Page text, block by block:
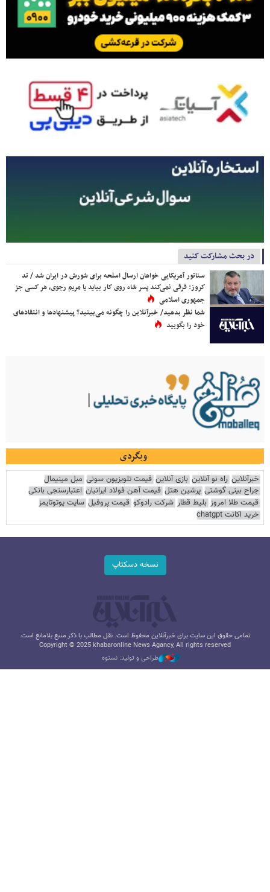
در بحث مشارکت کنید
سناتور آمریکایی خواهان ارسال اسلحه برای شورش در ایران شد / تد
کروز: فرقی نمی‌کند پسر شاه روی کار بیاید یا مریم رجوی، هر کسی جز
جمهوری اسلامی
شما نظر بدهید/ خبرآنلاین را چگونه می‌بینید؟ پیشنهادها و انتقادهای
خود را بگویید
وبگردی
خبرآنلاین راه نو آنلاین بازی آنلاین قیمت تلویزیون سونی مبل مینیمال
جراح بینی گوشتی پرشین هتل قیمت آهن فولاد ایرانیان اعتبارسنجی بانکی
قیمت طلا امروز بلیط قطار شرکت رادوکو قیمت پروفیل سایت یوتوتایمز
خرید اکانت chatgpt
نسخه دسکتاپ
تمامی حقوق این سایت برای خبرآنلاین محفوظ است. نقل مطالب با ذکر منبع بلامانع است.
Copyright © 2025 khabaronline News Agancy, All rights reserved
طراحی و تولید: نستوه